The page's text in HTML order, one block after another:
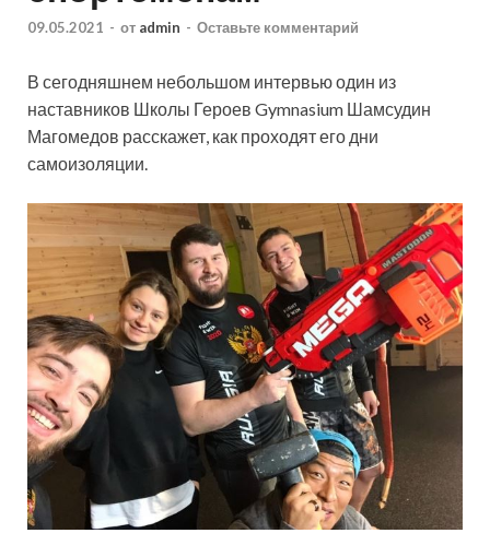
09.05.2021 - от admin - Оставьте комментарий
В сегодняшнем небольшом интервью один из
наставников Школы Героев Gymnasium Шамсудин
Магомедов расскажет, как проходят его дни
самоизоляции.